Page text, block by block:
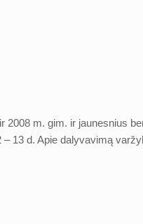
m. gim. ir jaunesnius
13 d. Apie dalyvavimą